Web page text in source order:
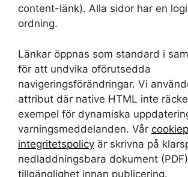
content-länk). Alla sidor har en
ordning.
Länkar öppnas som standard i
för att undvika oförutsedda
navigeringsförändringar. Vi
attribut där native HTML inte
exempel för dynamiska
varningsmeddelanden. Vår
integritetspolicy är skrivna på
nedladdningsbara dokument
tillgänglighet innan publicering.